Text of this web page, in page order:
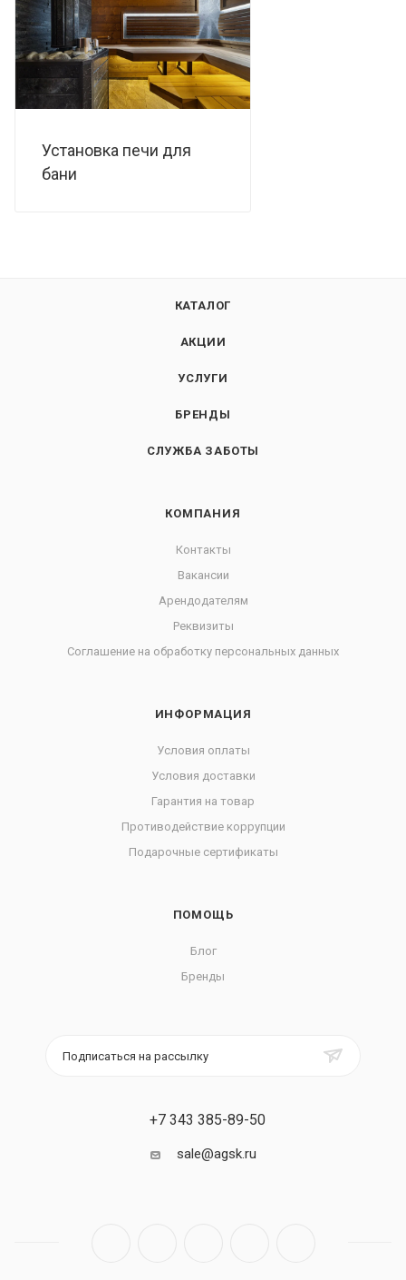
Установка печи для
бани
КАТАЛОГ
АКЦИИ
УСЛУГИ
БРЕНДЫ
СЛУЖБА ЗАБОТЫ
КОМПАНИЯ
Контакты
Вакансии
Арендодателям
Реквизиты
Соглашение на обработку персональных данных
ИНФОРМАЦИЯ
Условия оплаты
Условия доставки
Гарантия на товар
Противодействие коррупции
Подарочные сертификаты
ПОМОЩЬ
Блог
Бренды
Подписаться на рассылку
+7 343 385-89-50
sale@agsk.ru